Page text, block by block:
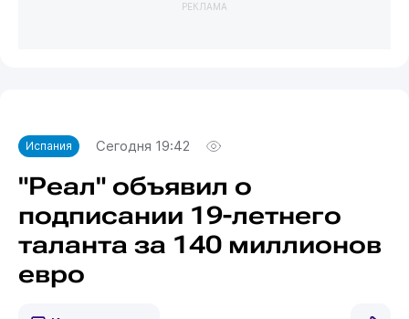
РЕКЛАМА
Испания Сегодня 19:42
"Реал" объявил о
подписании 19-летнего
таланта за 140 миллионов
евро